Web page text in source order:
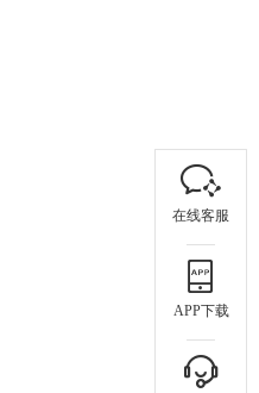
在线客服
APP下载